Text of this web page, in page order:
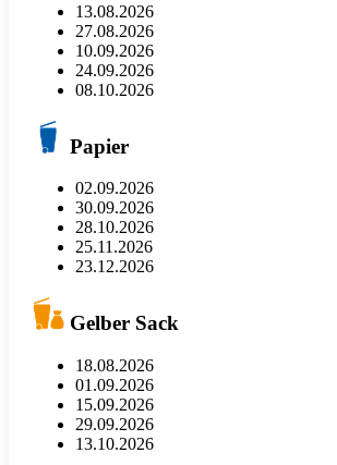
13.08.2026
27.08.2026
10.09.2026
24.09.2026
08.10.2026
Papier
02.09.2026
30.09.2026
28.10.2026
25.11.2026
23.12.2026
Gelber Sack
18.08.2026
01.09.2026
15.09.2026
29.09.2026
13.10.2026